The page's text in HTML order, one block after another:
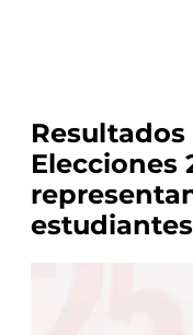
Elecciones
estudiantes